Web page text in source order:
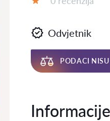
Odvjetnik
PODACI